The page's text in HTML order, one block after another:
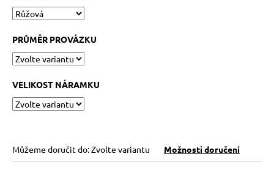
PRŮMĚR PROVÁZKU
VELIKOST NÁRAMKU
Můžeme doručit do:Zvolte variantu Možnosti doručení
NÁRAMEK
BLÍŽENCI
269
Kč